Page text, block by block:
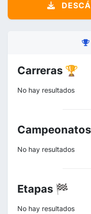
Carreras 🏆
No hay resultados
No hay resultados
Etapas 🏁
No hay resultados